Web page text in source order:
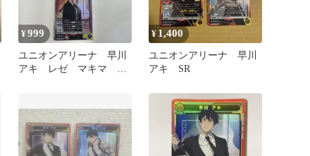
¥999
ユニオンアリーナ 早川
アキ レゼ マキマ
¥ 1,400
ユニオンアリーナ 早川
アキ SR